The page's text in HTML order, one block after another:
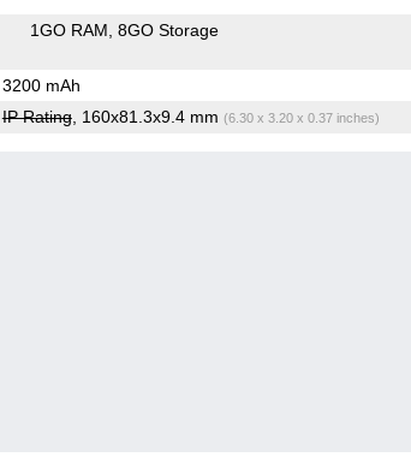
1GO RAM 8GO Storage
3200 mAh
IP Rating, 160x81.3x9.4 mm (6.30 x 3.20 x 0.37 inches)